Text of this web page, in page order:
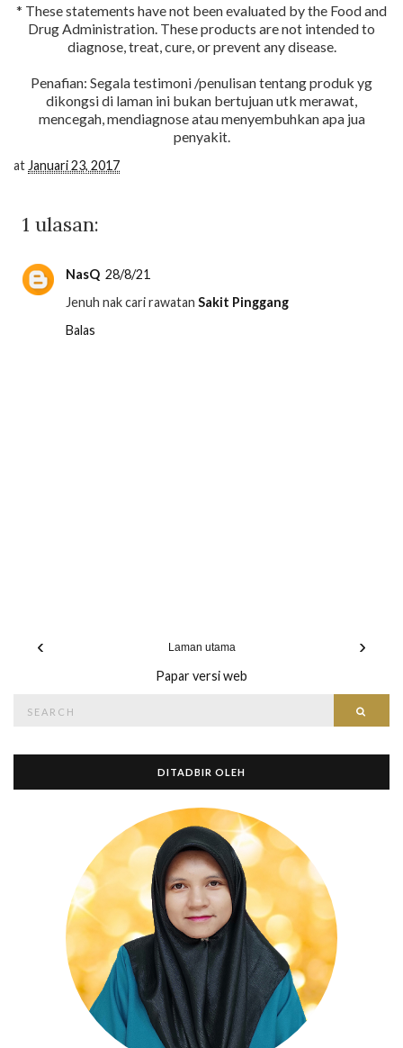
* These statements have not been evaluated by the Food and
Drug Administration. These products are not intended to
diagnose, treat, cure, or prevent any disease.
Penafian: Segala testimoni /penulisan tentang produk yg
dikongsi di laman ini bukan bertujuan utk merawat,
mencegah, mendiagnose atau menyembuhkan apa jua
penyakit.
at Januari 23, 2017
1 ulasan:
NasQ 28/8/21
Jenuh nak cari rawatan Sakit Pinggang
Balas
‹ ›
Laman utama
Papar versi web
for:
DITADBIR OLEH